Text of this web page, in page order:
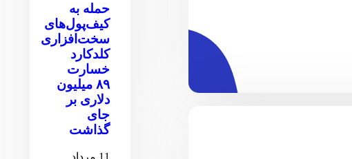
حمله به
کیف‌پول‌های
سخت‌افزاری
کلدکارد
خسارت
۸۹ میلیون
دلاری بر
جای
گذاشت